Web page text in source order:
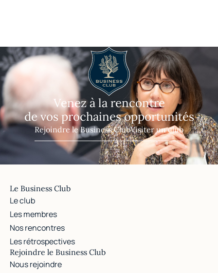
Venez à la rencontre
de vos prochaines opportunités
Rejoindre le Business ClubVisiter un club
Le Business Club
Le club
Les membres
Nos rencontres
Les rétrospectives
Rejoindre le Business Club
Nous rejoindre